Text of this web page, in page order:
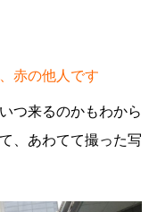
赤の他人です
つ来るのかもわから
、あわてて撮った写